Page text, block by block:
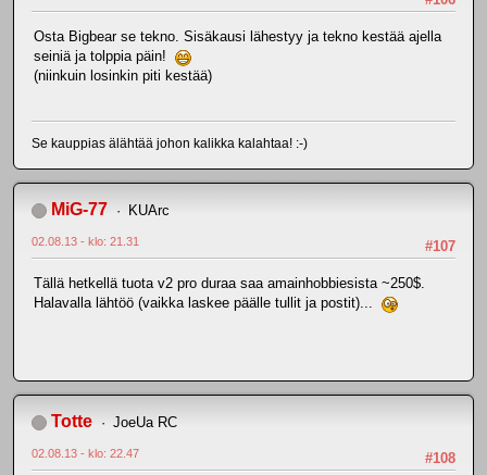
Osta Bigbear se tekno. Sisäkausi lähestyy ja tekno kestää ajella
seiniä ja tolppia päin!
(niinkuin losinkin piti kestää)
Se kauppias älähtää johon kalikka kalahtaa! :-)
MiG-77 KUArc
#107
02.08.13 - klo: 21.31
Tällä hetkellä tuota v2 pro duraa saa amainhobbiesista ~250$.
Halavalla lähtöö (vaikka laskee päälle tullit ja postit)...
Totte JoeUa RC
#108
02.08.13 - klo: 22.47